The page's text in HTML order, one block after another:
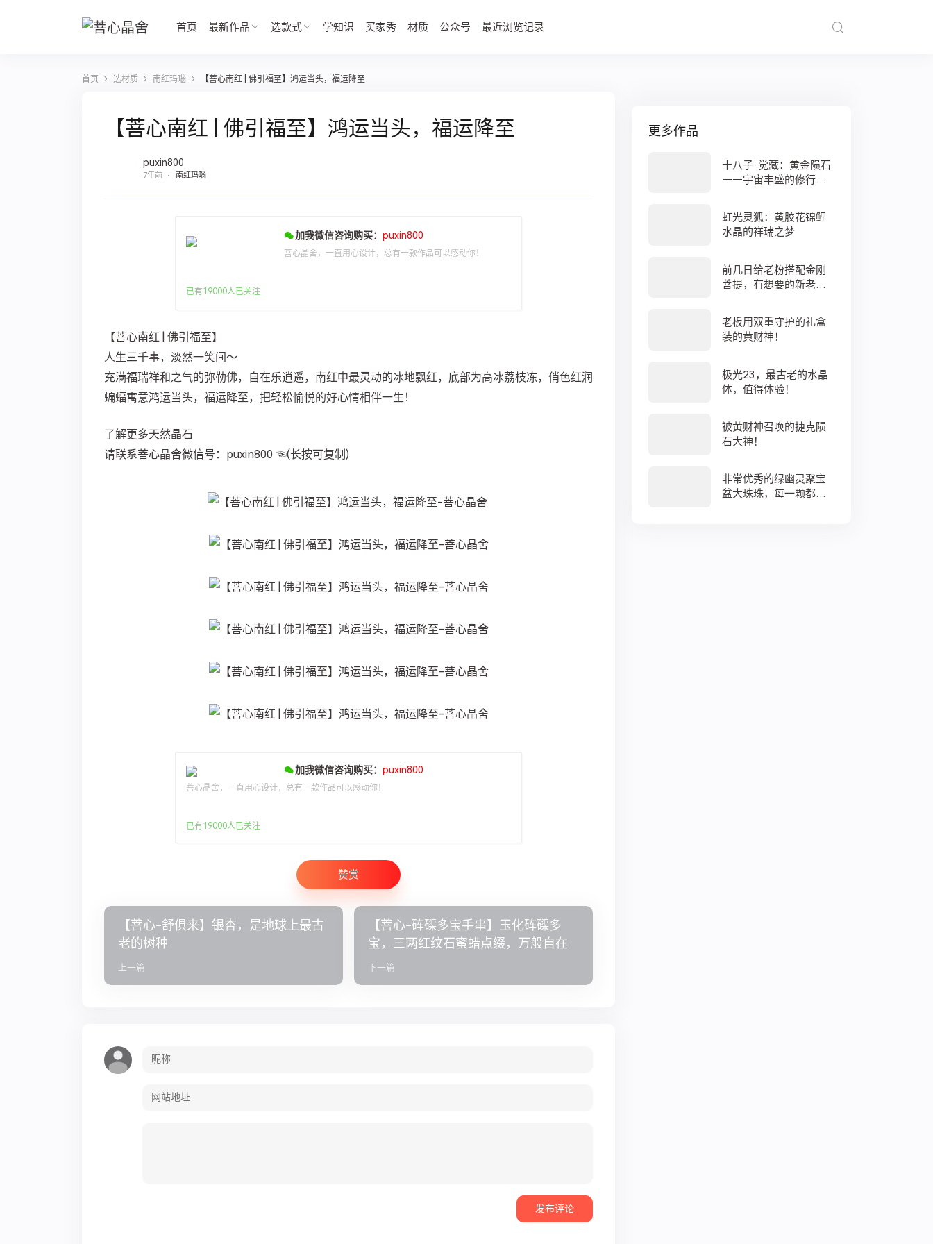
首页 最新作品 选款式 学知识 买家秀 材质 公众号 最近浏览记录
首页 › 选材质 › 南红玛瑙 › 【菩心南红 | 佛引福至】鸿运当头，福运降至
【菩心南红 | 佛引福至】鸿运当头，福运降至
puxin800
7年前 南红玛瑙
加我微信咨询购买： puxin800
菩心晶舍，一直用心设计，总有一款作品可以感动你！
已有19000人已关注
【菩心南红 | 佛引福至】
人生三千事，淡然一笑间～
充满福瑞祥和之气的弥勒佛，自在乐逍遥，南红中最灵动的冰地飘红，底部为高冰荔枝冻，俏色红润
蝙蝠寓意鸿运当头，福运降至，把轻松愉悦的好心情相伴一生！
了解更多天然晶石
请联系菩心晶舍微信号：puxin800 ☜(长按可复制)
加我微信咨询购买： puxin800
菩心晶舍，一直用心设计，总有一款作品可以感动你！
已有19000人已关注
赞赏
【菩心-舒俱来】银杏，是地球上最古
老的树种
上一篇
【菩心-砗磲多宝手串】玉化砗磲多
宝，三两红纹石蜜蜡点缀，万般自在
下一篇
更多作品
十八子·觉藏：黄金陨石
——宇宙丰盛的修行之
虹光灵狐：黄胶花锦鲤
水晶的祥瑞之梦
前几日给老粉搭配金刚
菩提，有想要的新老
老板用双重守护的礼盒
装的黄财神！
极光23，最古老的水晶
体，值得体验！
被黄财神召唤的捷克陨
石大神！
非常优秀的绿幽灵聚宝
盆大珠珠，每一颗都蕴